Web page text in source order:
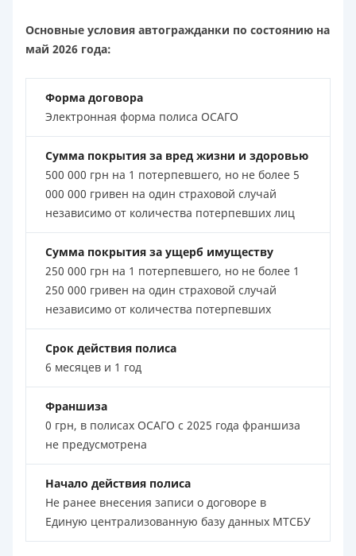
Основные условия автогражданки по состоянию на
май 2026 года:
Форма договора
Электронная форма полиса ОСАГО
Сумма покрытия за вред жизни и здоровью
500 000 грн на 1 потерпевшего, но не более 5
000 000 гривен на один страховой случай
независимо от количества потерпевших лиц
Сумма покрытия за ущерб имуществу
250 000 грн на 1 потерпевшего, но не более 1
250 000 гривен на один страховой случай
независимо от количества потерпевших
Срок действия полиса
6 месяцев и 1 год
Франшиза
0 грн, в полисах ОСАГО с 2025 года франшиза
не предусмотрена
Начало действия полиса
Не ранее внесения записи о договоре в
Единую централизованную базу данных МТСБУ